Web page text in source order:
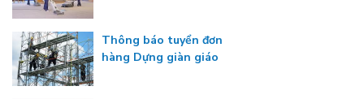
Thông báo tuyển đơn
hàng Dựng giàn giáo